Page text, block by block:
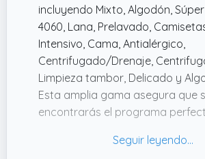
incluyendo Mixto, Algodón,
4060, Lana, Prelavado,
Intensivo, Cama, Antialérgico,
Centrifugado/Drenaje,
Limpieza tambor, Delicado y
Esta amplia gama asegura que
encontrarás el programa
✔️ La función SteamMax